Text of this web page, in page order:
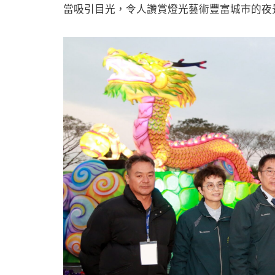
當吸引目光，令人讚賞燈光藝術豐富城市的夜